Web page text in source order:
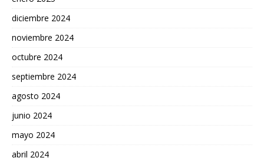
diciembre 2024
noviembre 2024
octubre 2024
septiembre 2024
agosto 2024
junio 2024
mayo 2024
abril 2024